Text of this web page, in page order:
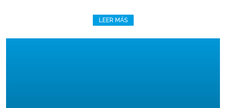
LEER MÁS